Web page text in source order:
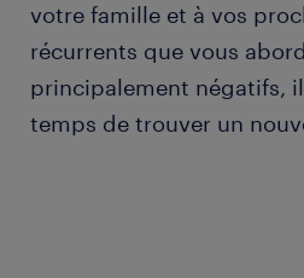
votre famille et à vos
récurrents que vous
principalement négatifs,
temps de trouver un